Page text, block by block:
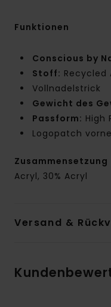
Funktionen
Conscious by
Stoff: Recycled
Vollnadelstrick
Gewicht des
Passform: High
Logopatch
Zusammensetzung
Acryl, 30% Acryl
Versand &